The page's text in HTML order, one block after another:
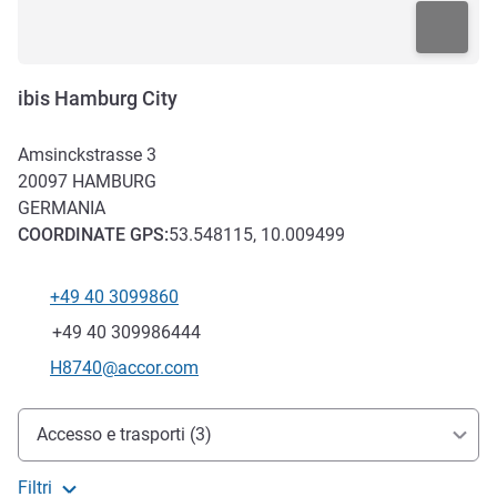
ibis Hamburg City
Amsinckstrasse 3
20097 HAMBURG
GERMANIA
COORDINATE GPS:53.548115, 10.009499
Telefono
+49 40 3099860
Fax
+49 40 309986444
E-mail di contatto
H8740@accor.com
Accesso e trasporti
Accesso e trasporti (3)
Filtri